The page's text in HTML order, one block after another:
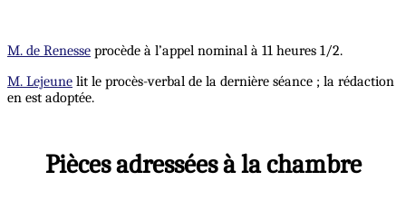
M. de Renesse procède à l’appel nominal à 11 heures 1/2.
M. Lejeune lit le procès-verbal de la dernière séance ; la rédaction
en est adoptée.
Pièces adressées à la chambre